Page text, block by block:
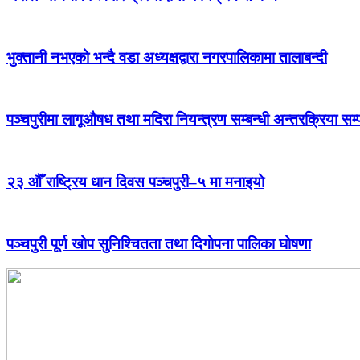
भुक्तानी नभएको भन्दै वडा अध्यक्षद्वारा नगरपालिकामा तालाबन्दी
पञ्चपुरीमा लागूऔषध तथा मदिरा नियन्त्रण सम्बन्धी अन्तरक्रिया
२३ औँ राष्ट्रिय धान दिवस पञ्चपुरी–५ मा मनाइयाे
पञ्चपुरी पूर्ण खोप सुनिश्चितता तथा दिगोपना पालिका घोषणा